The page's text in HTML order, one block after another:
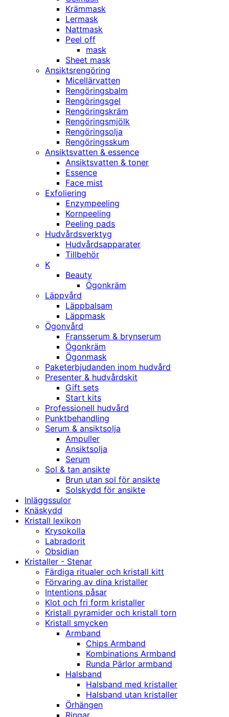
Krämmask
Lermask
Nattmask
Peel off
mask
Sheet mask
Ansiktsrengöring
Micellärvatten
Rengöringsbalm
Rengöringsgel
Rengöringskräm
Rengöringsmjölk
Rengöringsolja
Rengöringsskum
Ansiktsvatten & essence
Ansiktsvatten & toner
Essence
Face mist
Exfoliering
Enzympeeling
Kornpeeling
Peeling pads
Hudvårdsverktyg
Hudvårdsapparater
Tillbehör
K
Beauty
Ögonkräm
Läppvård
Läppbalsam
Läppmask
Ögonvård
Fransserum & brynserum
Ögonkräm
Ögonmask
Paketerbjudanden inom hudvård
Presenter & hudvårdskit
Gift sets
Start kits
Professionell hudvård
Punktbehandling
Serum & ansiktsolja
Ampuller
Ansiktsolja
Serum
Sol & tan ansikte
Brun utan sol för ansikte
Solskydd för ansikte
Inläggssulor
Knäskydd
Kristall lexikon
Krysokolla
Labradorit
Obsidian
Kristaller - Stenar
Färdiga ritualer och kristall kitt
Förvaring av dina kristaller
Intentions påsar
Klot och fri form kristaller
Kristall pyramider och kristall torn
Kristall smycken
Armband
Chips Armband
Kombinations Armband
Runda Pärlor armband
Halsband
Halsband med kristaller
Halsband utan kristaller
Örhängen